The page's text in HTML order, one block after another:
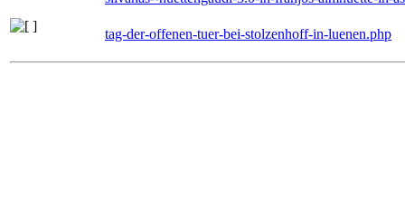
tag-der-offenen-tuer-bei-stolzenhoff-in-luenen.php